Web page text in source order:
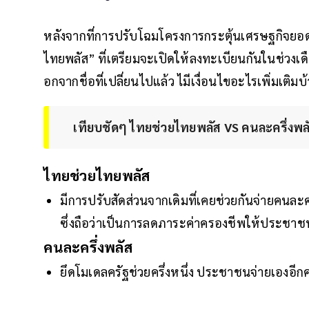
หลังจากที่การปรับโฉมโครงการกระตุ้นเศรษฐกิจย
ไทยพลัส” ที่เตรียมจะเปิดให้ลงทะเบียนกันในช่วง
อกจากชื่อที่เปลี่ยนไปแล้ว ไมีเงื่อนไขอะไรเพิ่มเติม
เทียบชัดๆ ไทยช่วยไทยพลัส VS คนละครึ่งพ
ไทยช่วยไทยพลัส
มีการปรับสัดส่วนจากเดิมที่เคยช่วยกันจ่ายคนละ
ซึ่งถือว่าเป็นการลดภาระค่าครองชีพให้ประชา
คนละครึ่งพลัส
ยึดโมเดลครัฐช่วยครึ่งหนึ่ง ประชาชนจ่ายเองอี